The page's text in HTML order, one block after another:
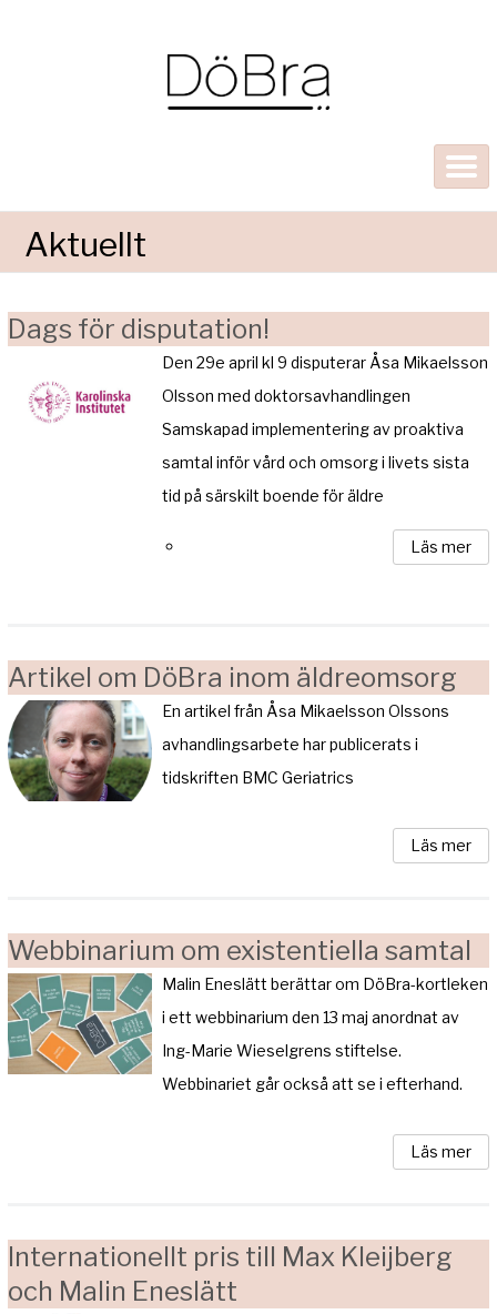
Aktuellt
Dags för disputation!
Den 29e april kl 9 disputerar Åsa Mikaelsson
Olsson med doktorsavhandlingen
Samskapad implementering av proaktiva
samtal inför vård och omsorg i livets sista
tid på särskilt boende för äldre
Läs mer
Artikel om DöBra inom äldreomsorg
En artikel från Åsa Mikaelsson Olssons
avhandlingsarbete har publicerats i
tidskriften BMC Geriatrics
Läs mer
Webbinarium om existentiella samtal
Malin Eneslätt berättar om DöBra-kortleken
i ett webbinarium den 13 maj anordnat av
Ing-Marie Wieselgrens stiftelse.
Webbinariet går också att se i efterhand.
Läs mer
Internationellt pris till Max Kleijberg
och Malin Eneslätt